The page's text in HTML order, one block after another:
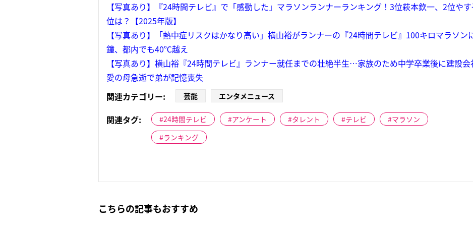
【写真あり】『24時間テレビ』で「感動した」マラソンランナーランキング！3位萩本欽一、2位や
位は？【2025年版】
【写真あり】「熱中症リスクはかなり高い」横山裕がランナーの『24時間テレビ』100キロマラソン
鐘、都内でも40℃越え
【写真あり】横山裕『24時間テレビ』ランナー就任までの壮絶半生…家族のため中学卒業後に建設
愛の母急逝で弟が記憶喪失
関連カテゴリー:
芸能 エンタメニュース
関連タグ: 24時間テレビ アンケート タレント テレビ
マラソン
ランキング
こちらの記事もおすすめ